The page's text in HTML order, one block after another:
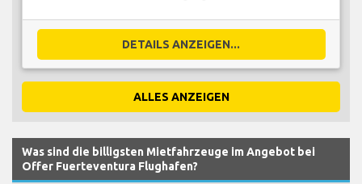
DETAILS ANZEIGEN...
ALLES ANZEIGEN
Was sind die billigsten Mietfahrzeuge im Angebot bei
Offer Fuerteventura Flughafen?